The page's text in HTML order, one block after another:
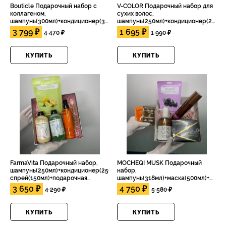
Bouticle Подарочный набор с
коллагеном,
шампунь(300мл)+кондиционер(300мл)+двухфазный
спрей(250мл)+подарочная
коробка+тканевая маска
3 799 ₽ 4 470 ₽
КУПИТЬ
V-COLOR Подарочный набор для
сухих волос,
коробка+тканевая маска
1 695 ₽ 1 990 ₽
КУПИТЬ
FarmaVita Подарочный набор,
шампунь(250мл)+кондиционер(250мл)+маска-
спрей(150мл)+подарочная
коробка+тканевая маска
3 650 ₽ 4 290 ₽
КУПИТЬ
MOCHEQI MUSK Подарочный
набор,
коробка+тканевая маска
4 750 ₽ 5 580 ₽
КУПИТЬ